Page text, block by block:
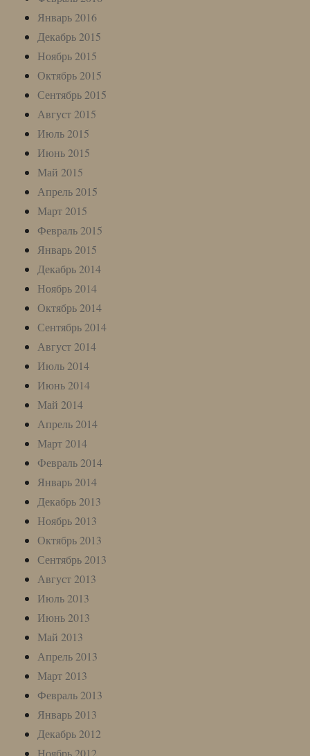
Январь 2016
Декабрь 2015
Ноябрь 2015
Октябрь 2015
Сентябрь 2015
Август 2015
Июль 2015
Июнь 2015
Май 2015
Апрель 2015
Март 2015
Февраль 2015
Январь 2015
Декабрь 2014
Ноябрь 2014
Октябрь 2014
Сентябрь 2014
Август 2014
Июль 2014
Июнь 2014
Май 2014
Апрель 2014
Март 2014
Февраль 2014
Январь 2014
Декабрь 2013
Ноябрь 2013
Октябрь 2013
Сентябрь 2013
Август 2013
Июль 2013
Июнь 2013
Май 2013
Апрель 2013
Март 2013
Февраль 2013
Январь 2013
Декабрь 2012
Ноябрь 2012